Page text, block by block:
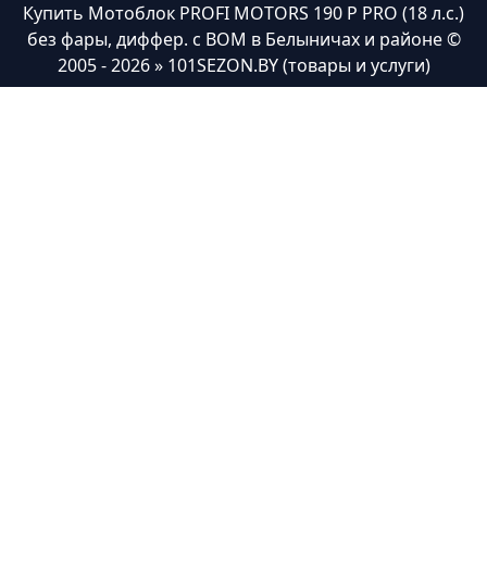
Купить Мотоблок PROFI MOTORS 190 P PRO (18 л.с.)
без фары, диффер. с ВОМ в Белыничах и районе©
2005 - 2026 » 101SEZON.BY (товары и услуги)